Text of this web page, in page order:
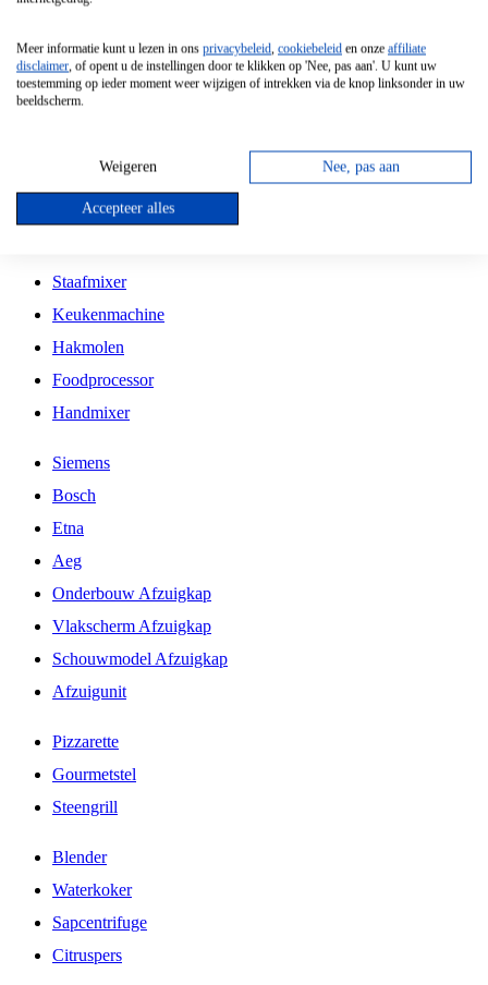
Vrijstaande Magnetron
Vrijstaande Kookplaat
Inbouw Gaskookplaat
Inbouw Keramische Kookplaat
Kookplaat Accessoires
Staafmixer
Keukenmachine
Hakmolen
Foodprocessor
Handmixer
Siemens
Bosch
Etna
Aeg
Onderbouw Afzuigkap
Vlakscherm Afzuigkap
Schouwmodel Afzuigkap
Afzuigunit
Pizzarette
Gourmetstel
Steengrill
Blender
Waterkoker
Sapcentrifuge
Citruspers
Meer informatie kunt u lezen in ons privacybeleid, cookiebeleid en onze affiliate
disclaimer, of opent u de instellingen door te klikken op 'Nee, pas aan'. U kunt uw
toestemming op ieder moment weer wijzigen of intrekken via de knop linksonder in uw
beeldscherm.
Weigeren Nee, pas aan
Accepteer alles